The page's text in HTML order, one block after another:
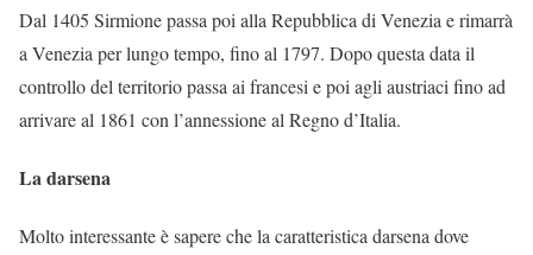
Dal 1405 Sirmione passa poi alla Repubblica di Venezia e rimarrà
a Venezia per lungo tempo, fino al 1797. Dopo questa data il
controllo del territorio passa ai francesi e poi agli austriaci fino ad
arrivare al 1861 con l’annessione al Regno d’Italia.
La darsena
Molto interessante è sapere che la caratteristica darsena dove